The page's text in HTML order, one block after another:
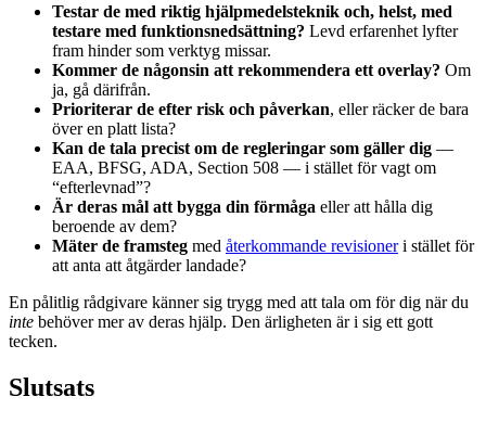
Testar de med riktig hjälpmedelsteknik och, helst, med
testare med funktionsnedsättning? Levd erfarenhet lyfter
fram hinder som verktyg missar.
Kommer de någonsin att rekommendera ett overlay? Om
ja, gå därifrån.
Prioriterar de efter risk och påverkan, eller räcker de bara
över en platt lista?
Kan de tala precist om de regleringar som gäller dig —
EAA, BFSG, ADA, Section 508 — i stället för vagt om
“efterlevnad”?
Är deras mål att bygga din förmåga eller att hålla dig
beroende av dem?
Mäter de framsteg med återkommande revisioneri stället för
att anta att åtgärder landade?
En pålitlig rådgivare känner sig trygg med att tala om för dig när du
inte behöver mer av deras hjälp. Den ärligheten är i sig ett gott
tecken.
Slutsats